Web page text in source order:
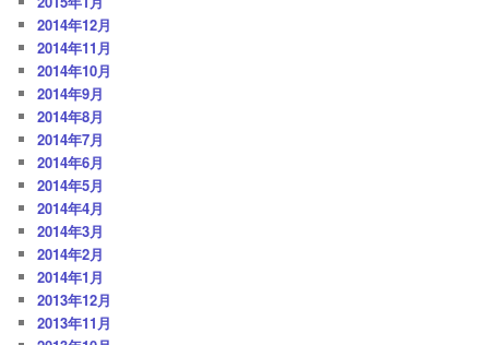
2014年12月
2014年11月
2014年10月
2014年9月
2014年8月
2014年7月
2014年6月
2014年5月
2014年4月
2014年3月
2014年2月
2014年1月
2013年12月
2013年11月